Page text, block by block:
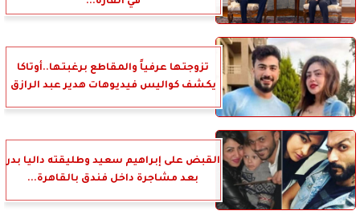
تزوجتها عرفياً والمقاطع برغبتها..أوتاكا
يكشف كواليس فيديوهات هدير عبد الرازق
القبض على إبراهيم سعيد وطليقته داليا بدر
بعد مشاجرة داخل فندق بالقاهرة...